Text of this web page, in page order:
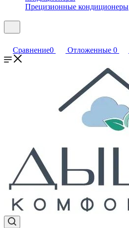
Прецизионные кондиционеры
Сравнение0 Отложенные 0